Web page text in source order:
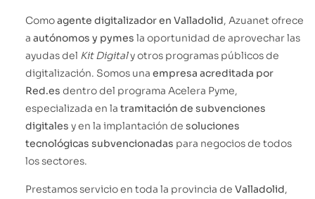
Comoagente digitalizador en Valladolid, Azuanet ofrece
a autónomos y pymes la oportunidad de aprovechar las
ayudas del Kit Digitaly otros programas públicos de
digitalización. Somos una empresa acreditada por
Red.es dentro del programa Acelera Pyme,
especializada en la tramitación de subvenciones
digitales y en la implantación de soluciones
tecnológicas subvencionadas para negocios de todos
los sectores.
Prestamos servicio en toda la provincia de Valladolid,